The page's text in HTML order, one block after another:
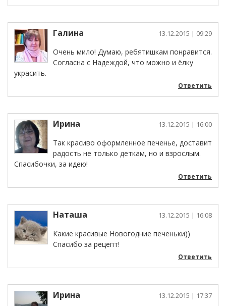
Галина 13.12.2015 | 09:29
Очень мило! Думаю, ребятишкам понравится.
Согласна с Надеждой, что можно и ёлку
украсить.
Ответить
Ирина 13.12.2015 | 16:00
Так красиво оформленное печенье, доставит
радость не только деткам, но и взрослым.
Спасибочки, за идею!
Ответить
Наташа 13.12.2015 | 16:08
Какие красивые Новогодние печеньки))
Спасибо за рецепт!
Ответить
Ирина 13.12.2015 | 17:37